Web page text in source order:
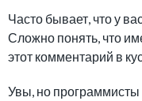
Часто бывает, что у
Сложно понять, что
этот комментарий в
Увы, но программисты